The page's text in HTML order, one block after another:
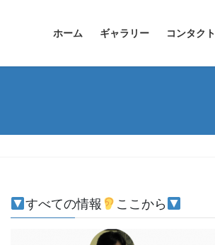
ホーム ギャラリー コンタクト
すべての情報 ここから